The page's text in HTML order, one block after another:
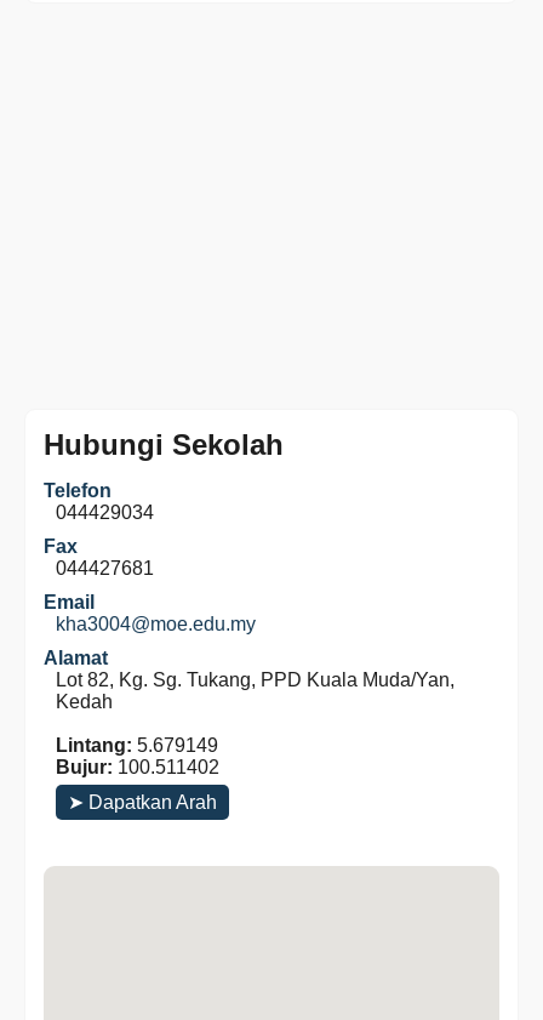
Hubungi Sekolah
Telefon
044429034
Fax
044427681
Email
kha3004@moe.edu.my
Alamat
Lot 82, Kg. Sg. Tukang, PPD Kuala Muda/Yan,
Kedah
Lintang: 5.679149
Bujur: 100.511402
➤ Dapatkan Arah